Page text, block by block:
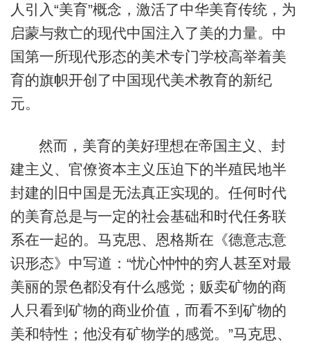
人引入“美育”概念，激活了中华美育传统，为
启蒙与救亡的现代中国注入了美的力量。中
国第一所现代形态的美术专门学校高举着美
育的旗帜开创了中国现代美术教育的新纪
元。
然而，美育的美好理想在帝国主义、封
建主义、官僚资本主义压迫下的半殖民地半
封建的旧中国是无法真正实现的。任何时代
的美育总是与一定的社会基础和时代任务联
系在一起的。马克思、恩格斯在《德意志意
识形态》中写道：“忧心忡忡的穷人甚至对最
美丽的景色都没有什么感觉；贩卖矿物的商
人只看到矿物的商业价值，而看不到矿物的
美和特性；他没有矿物学的感觉。”马克思、